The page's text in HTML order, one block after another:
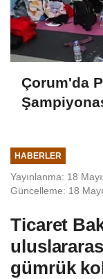
Çorum'da
HABERLER
Yayınlanma: 18
Güncelleme: 18
Ticaret
gümrük